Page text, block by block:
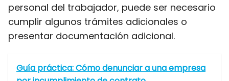
personal del trabajador, puede ser necesario
cumplir algunos trámites adicionales o
presentar documentación adicional.
Guía práctica: Cómo denunciar a una empresa